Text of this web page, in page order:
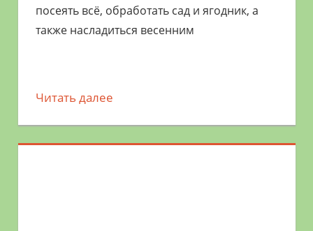
посеять всё, обработать сад и ягодник, а
также насладиться весенним
Читать далее